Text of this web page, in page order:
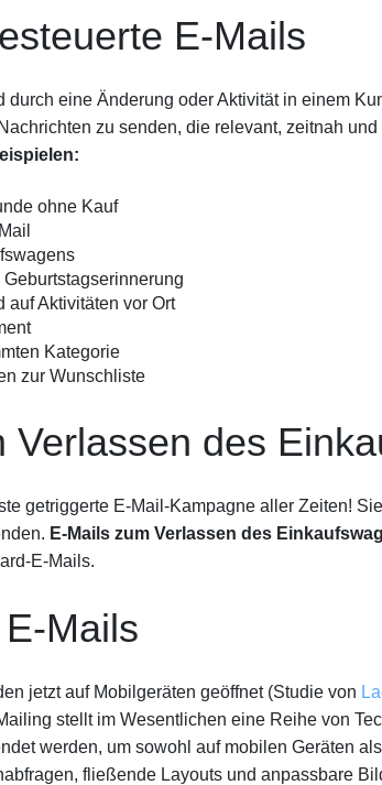
E-Mails
durch eine Änderung oder Aktivität in einem
zu senden, die relevant, zeitnah
ohne Kauf
auf Aktivitäten vor Ort
Kategorie
zur Wunschliste
Verlassen des
getriggerte E-Mail-Kampagne aller Zeiten!
E-Mails zum Verlassen des
E-Mails.
Mails
jetzt auf Mobilgeräten geöffnet (Studie von
stellt im Wesentlichen eine Reihe von
werden, um sowohl auf mobilen Geräten
fließende Layouts und anpassbare